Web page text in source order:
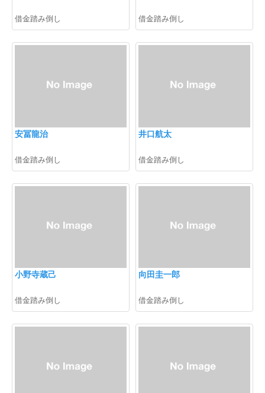
借金踏み倒し 借金踏み倒し
安冨龍治
借金踏み倒し
井口航太
借金踏み倒し
小野寺蔵己
借金踏み倒し
向田圭一郎
借金踏み倒し